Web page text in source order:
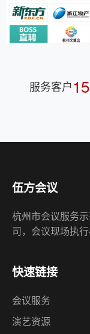
服务客户15
伍方会议
杭州市会议服务
司，会议现场执行
快速链接
会议服务
演艺资源